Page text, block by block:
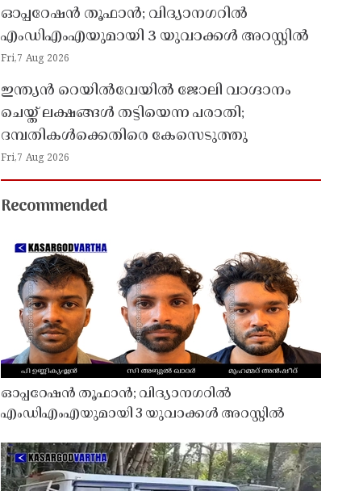
ഓപ്പറേഷൻ തൂഫാൻ; വിദ്യാനഗറിൽ
എംഡിഎംഎയുമായി 3 യുവാക്കൾ അറസ്റ്റിൽ
Fri,7 Aug 2026
ഇന്ത്യൻ റെയിൽവേയിൽ ജോലി വാഗ്ദാനം
ചെയ്ത് ലക്ഷങ്ങൾ തട്ടിയെന്ന പരാതി;
ദമ്പതികൾക്കെതിരെ കേസെടുത്തു
Fri,7 Aug 2026
Recommended
ഓപ്പറേഷൻ തൂഫാൻ; വിദ്യാനഗറിൽ
എംഡിഎംഎയുമായി 3 യുവാക്കൾ അറസ്റ്റിൽ